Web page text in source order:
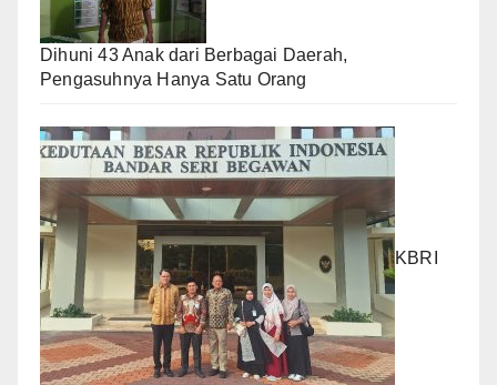
Dihuni 43 Anak dari Berbagai Daerah,
Pengasuhnya Hanya Satu Orang
KBRI